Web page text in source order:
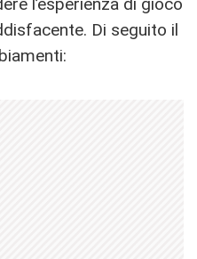
Di seguito il